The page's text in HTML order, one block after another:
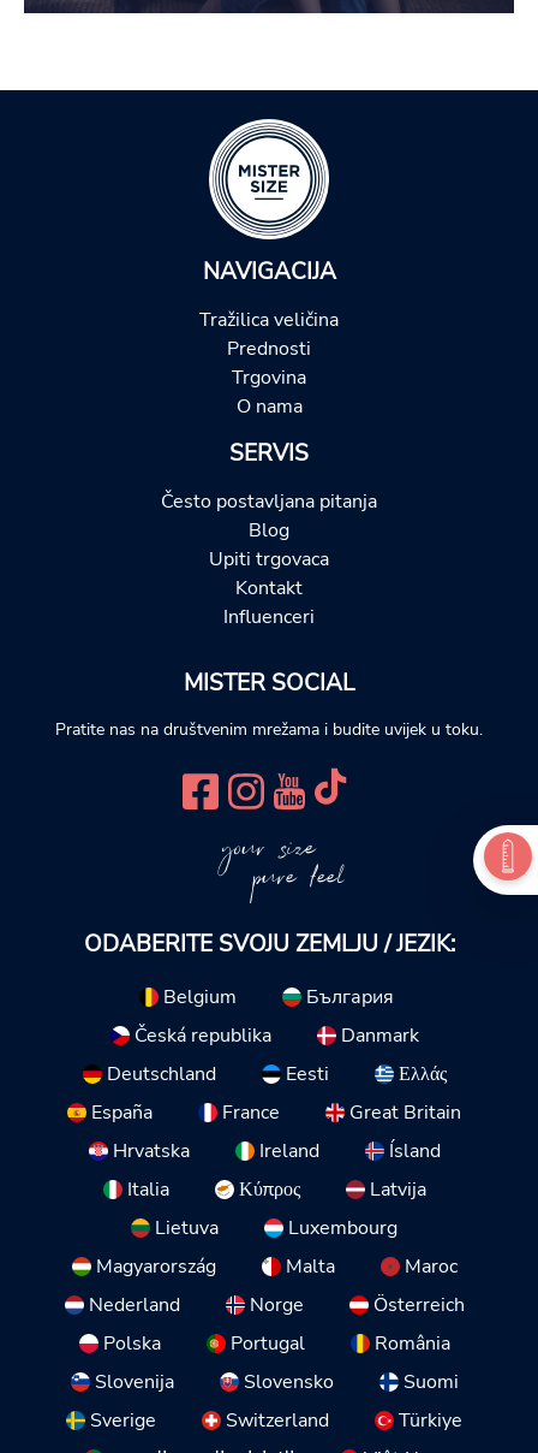
NAVIGACIJA
Tražilica veličina
Prednosti
Trgovina
O nama
SERVIS
Često postavljana pitanja
Blog
Upiti trgovaca
Kontakt
Influenceri
MISTER SOCIAL
Pratite nas na društvenim mrežama i budite uvijek u toku.
your size
pure feel
ODABERITE SVOJU ZEMLJU / JEZIK:
Belgium
България
Česká republika
Danmark
Deutschland
Eesti
Ελλάς
España
France
Great Britain
Hrvatska
Ireland
Ísland
Italia
Κύπρος
Latvija
Lietuva
Luxembourg
Magyarország
Malta
Maroc
Nederland
Norge
Österreich
Polska
Portugal
România
Slovenija
Slovensko
Suomi
Sverige
Switzerland
Türkiye